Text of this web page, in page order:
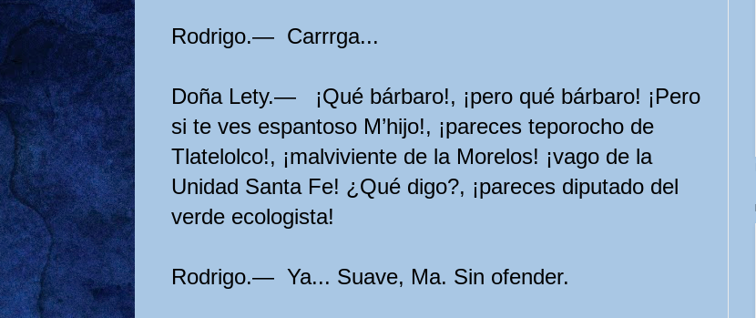
Rodrigo.— Carrrga...
Doña Lety.— ¡Qué bárbaro!, ¡pero qué bárbaro! ¡Pero
si te ves espantoso M’hijo!, ¡pareces teporocho de
Tlatelolco!, ¡malviviente de la Morelos! ¡vago de la
Unidad SantaFe! ¿Qué digo?, ¡pareces diputado del
verde ecologista!
Rodrigo.— Ya... Suave, Ma. Sin ofender.